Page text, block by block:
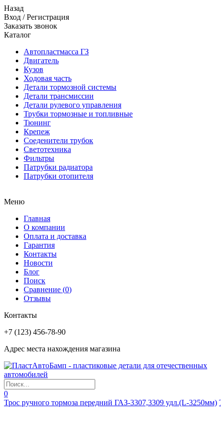
Назад
Вход /Регистрация
Заказать звонок
Каталог
Автопластмасса ГЗ
Двигатель
Кузов
Ходовая часть
Детали тормозной системы
Детали трансмиссии
Детали рулевого управления
Трубки тормозные и топливные
Тюнинг
Крепеж
Соеденители трубок
Светотехника
Фильтры
Патрубки радиатора
Патрубки отопителя
Меню
Главная
О компании
Оплата и доставка
Гарантия
Контакты
Новости
Блог
Поиск
Сравнение (0)
Отзывы
Контакты
+7 (123) 456-78-90
Адрес места нахождения магазина
0
Трос ручного тормоза передний ГАЗ-3307,3309 удл.(L-3250мм)